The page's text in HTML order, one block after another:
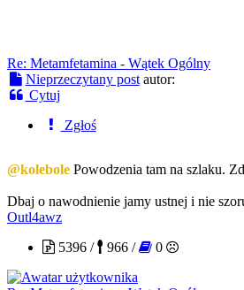
Re: Metamfetamina - Wątek Ogólny
Nieprzeczytany post autor:
Cytuj
Zgłoś
@kolebole Powodzenia tam na szlaku.
Dbaj o nawodnienie jamy ustnej i nie
Outl4awz
5396 /
966 / 0